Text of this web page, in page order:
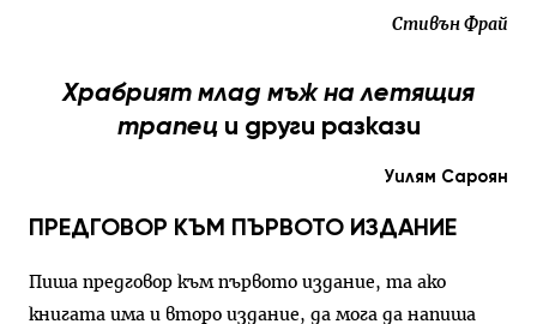
Стивън Фрай
Храбрият млад мъж на летящия
трапеци други разкази
Уилям Сароян
ПРЕДГОВОР КЪМ ПЪРВОТО ИЗДАНИЕ
Пиша предговор към първото издание, та ако
книгата има и второ издание, да мога да напиша